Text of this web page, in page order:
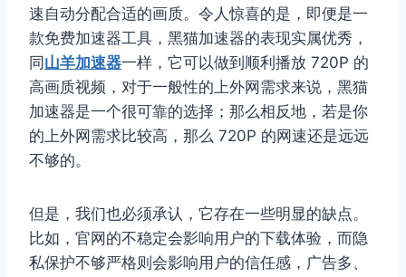
速自动分配合适的画质。令人惊喜的是，即便是一
款免费加速器工具，黑猫加速器的表现实属优秀，
同 山羊加速器一样，它可以做到顺利播放 720P 的
高画质视频，对于一般性的上外网需求来说，黑猫
加速器是一个很可靠的选择；那么相反地，若是你
的上外网需求比较高，那么 720P 的网速还是远远
不够的。
但是，我们也必须承认，它存在一些明显的缺点。
比如，官网的不稳定会影响用户的下载体验，而隐
私保护不够严格则会影响用户的信任感，广告多、